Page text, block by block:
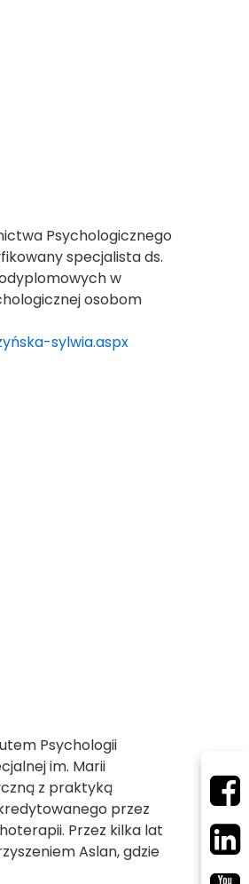
Psychologicznego
specjalista ds.
w
osobom
sylwia.aspx
Psychologii
im. Marii
z praktyką
przez
Przez kilka lat
Aslan, gdzie